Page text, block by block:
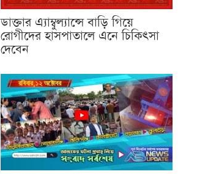
ডাক্তার এ্যাম্বুল্যান্সে বাড়ি গিয়ে
রোগীদের হাসপাতালে এনে চিকিৎসা
দেবেন